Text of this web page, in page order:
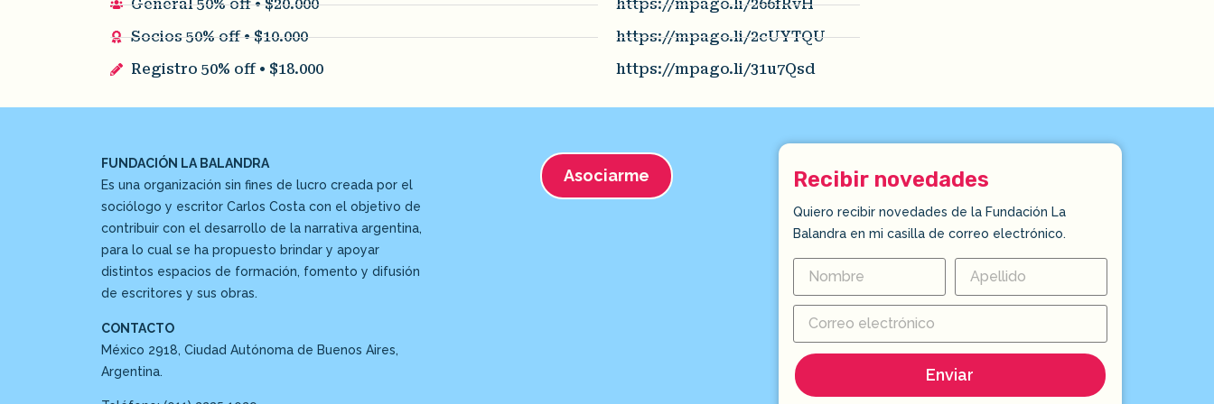
General 50% off • $20.000
Socios 50% off • $10.000
Registro 50% off • $18.000
https://mpago.li/266fRvH
https://mpago.li/2cUYTQU
https://mpago.li/31u7Qsd
FUNDACIÓN LA BALANDRA
Es una organización sin fines de lucro creada por el
sociólogo y escritor Carlos Costa con el objetivo de
contribuir con el desarrollo de la narrativa argentina,
para lo cual se ha propuesto brindar y apoyar
distintos espacios de formación, fomento y difusión
de escritores y sus obras.
CONTACTO
México 2918, Ciudad Autónoma de Buenos Aires,
Argentina.
Asociarme Recibir novedades
Quiero recibir novedades de la Fundación La
Balandra en mi casilla de correo electrónico.
Enviar